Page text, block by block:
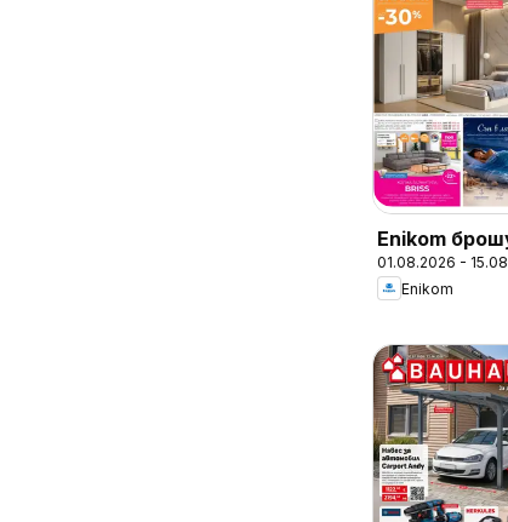
Enikom
01.08.2026 -
Enikom